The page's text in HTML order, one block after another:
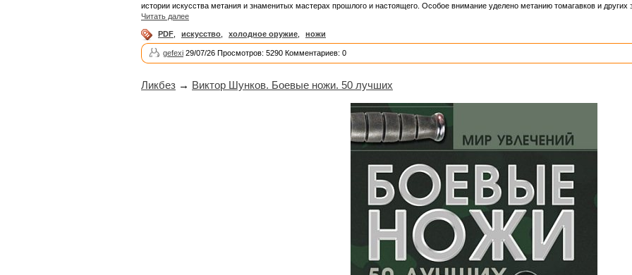
истории искусства метания и знаменитых мастерах прошлого и настоящего. Особое внимание уделено метанию томагавков и других
Читать далее
PDF искусство холодное оружие ножи
gefexi 29/07/26 Просмотров: 5290 Комментариев: 0
Ликбез → Виктор Шунков. Боевые ножи. 50 лучших